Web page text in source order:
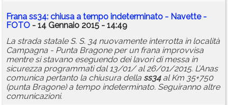
Frana ss34: chiusa a tempo indeterminato - Navette -
FOTO - 14 Gennaio 2015 - 14:49
La strada statale S. S. 34 nuovamente interrotta in località
Campagna - Punta Bragone per un frana improvvisa
mentre si stavano eseguendo dei lavori di messa in
sicurezza programmati dal 13/01/ al 26/01/2015. L’Anas
comunica pertanto la chiusura della ss34al Km 35+750
(punta Bragone) a tempo indeterminato. Seguiranno altre
comunicazioni.